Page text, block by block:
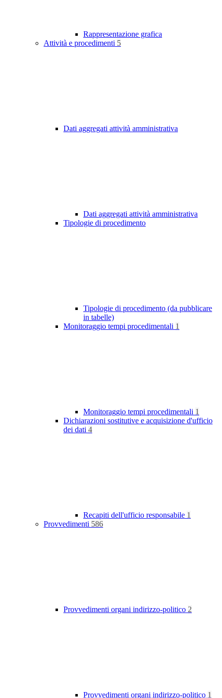
Rappresentazione grafica
Attività e procedimenti 5
Dati aggregati attività amministrativa
Dati aggregati attività amministrativa
Tipologie di procedimento
Tipologie di procedimento (da pubblicare
in tabelle)
Monitoraggio tempi procedimentali 1
Monitoraggio tempi procedimentali 1
Dichiarazioni sostitutive e acquisizione d'ufficio
dei dati 4
Recapiti dell'ufficio responsabile 1
Provvedimenti 586
Provvedimenti organi indirizzo-politico 2
Provvedimenti organi indirizzo-politico 1